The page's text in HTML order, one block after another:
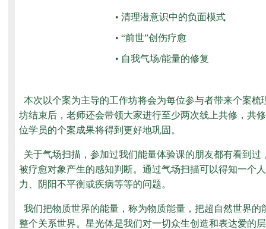
• 清理潜意识中的负面模式
• “前世”创伤疗愈
• 自我气场/能量的修复
本次以个案为主导的工作坊将会为每位参与者带来个案
坊结束后，老师还会带领大家进行至少两次线上共修，共
位学员的个案成果将得到更好地巩固。
关于气场扫描，参加过我们能量体验课的朋友都有看到
被疗愈对象产生的感知判断。通过气场扫描可以得知一个
力、阴阳不平衡或疾病等等的问题。
我们把物质世界的能量，称为物质能量，把超自然世界
整个关系世界。星光体是我们对一切众生创造和表达爱的